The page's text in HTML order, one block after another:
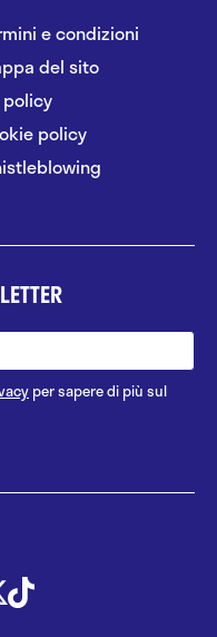
e condizioni
del sito
policy
policy
per sapere di più sul